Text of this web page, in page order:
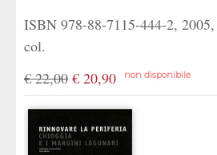
ISBN 978-88-7115-444-2,
col.
€ 22,00 € 20,90